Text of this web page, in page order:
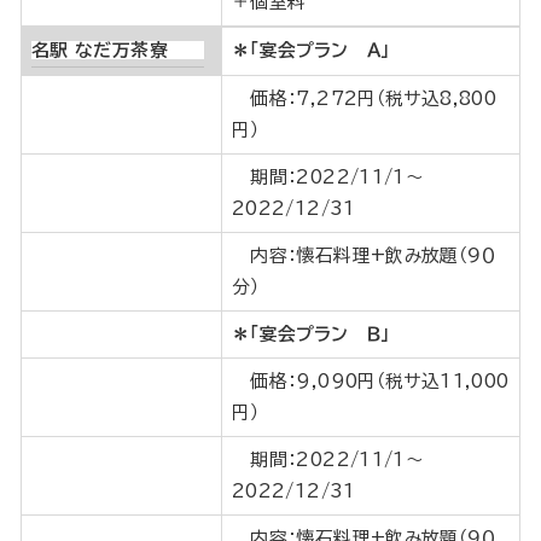
名駅 なだ万茶寮 ＊「宴会プラン Ａ」
価格：7,272円（税サ込8,800
円）
期間：2022/11/1～
2022/12/31
内容：懐石料理+飲み放題（９０
分）
＊「宴会プラン Ｂ」
価格：9,090円（税サ込11,000
円）
期間：2022/11/1～
2022/12/31